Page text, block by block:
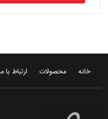
خانه محصولات ارتباط با